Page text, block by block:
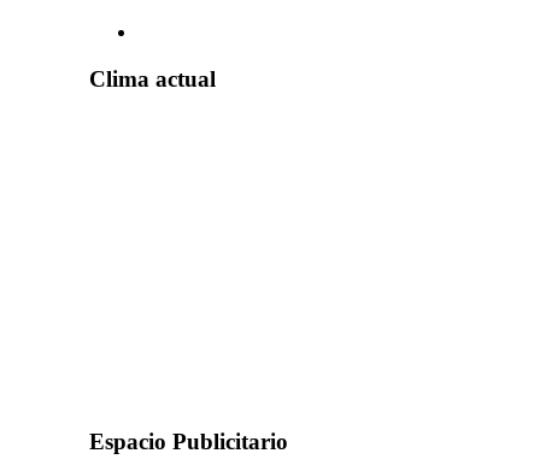
Clima actual
Espacio Publicitario